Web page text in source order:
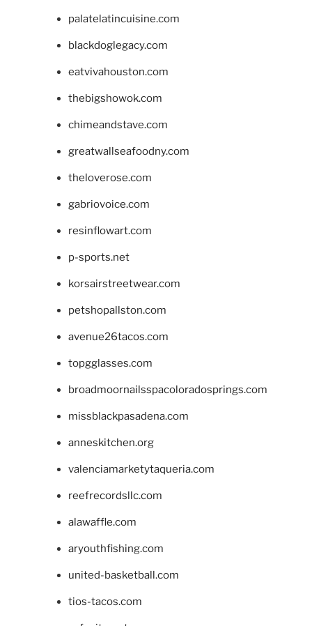
palatelatincuisine.com
blackdoglegacy.com
eatvivahouston.com
thebigshowok.com
chimeandstave.com
greatwallseafoodny.com
theloverose.com
gabriovoice.com
resinflowart.com
p-sports.net
korsairstreetwear.com
petshopallston.com
avenue26tacos.com
topgglasses.com
broadmoornailsspacoloradosprings.com
missblackpasadena.com
anneskitchen.org
valenciamarketytaqueria.com
reefrecordsllc.com
alawaffle.com
aryouthfishing.com
united-basketball.com
tios-tacos.com